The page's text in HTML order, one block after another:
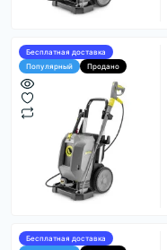
Бесплатная доставка
Популярный
Продано
Бесплатная доставка